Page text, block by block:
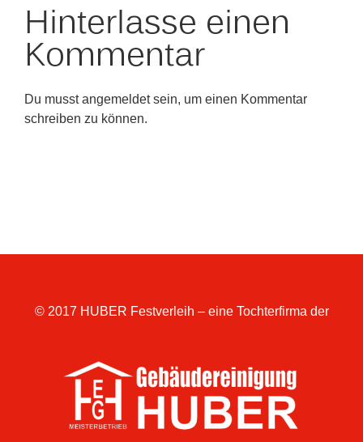
Hinterlasse einen
Kommentar
Du musstangemeldetsein, um einen Kommentar
schreiben zu können.
© 2017 HUBER Festverleih – eine Tochterfirma der